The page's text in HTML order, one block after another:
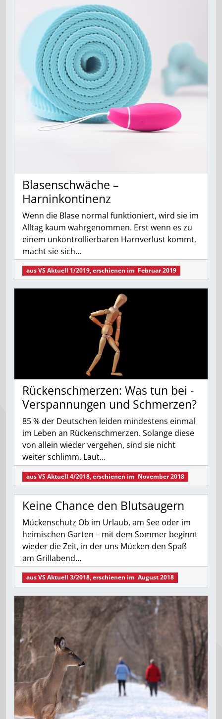
Blasenschwäche –
Harninkontinenz
Wenn die Blase normal funktioniert, wird sie im
Alltag kaum wahrgenommen. Erst wenn es zu
einem unkontrollierbaren Harnverlust kommt,
macht sie sich…
ausVS Aktuell 1/2019, erschienen im Februar 2019
Rückenschmerzen: Was tun bei ­
Verspannungen und Schmerzen?
85 % der Deutschen leiden mindestens einmal
im Leben an Rückenschmerzen. Solange diese
von allein wieder vergehen, sind sie nicht
weiter schlimm. Laut…
ausVS Aktuell 4/2018, erschienen im November 2018
Keine Chance den Blutsaugern
Mückenschutz Ob im Urlaub, am See oder im
heimischen Garten – mit dem Sommer beginnt
wieder die Zeit, in der uns Mücken den Spaß
am Grillabend…
ausVS Aktuell 3/2018, erschienen im August 2018